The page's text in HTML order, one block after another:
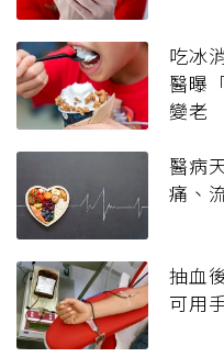
吃冰
醫曝
變老
醫病
痛、
抽血
可用